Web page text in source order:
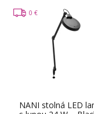
NANI stolná LED
0 €